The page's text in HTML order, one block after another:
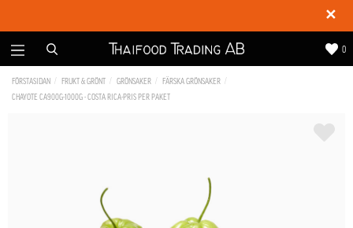
✕
0
FÖRSTASIDAN FRUKT & GRÖNT GRÖNSAKER
FÄRSKA GRÖNSAKER
CHAYOTE CA900G-1000G - COSTA RICA-PRIS PER PAKET